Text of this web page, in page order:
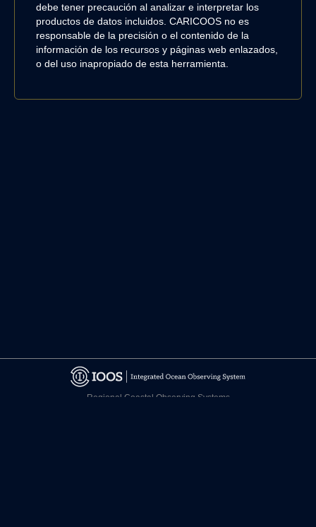
debe tener precaución al analizar e interpretar los
productos de datos incluidos. CARICOOS no es
responsable de la precisión o el contenido de la
información de los recursos y páginas web enlazados,
o del uso inapropiado de esta herramienta.
Regional Coastal Observing Systems